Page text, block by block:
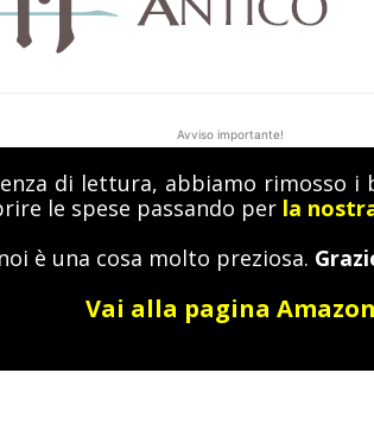
Avviso importante!
di lettura, abbiamo rimosso
le spese passando per la
è una cosa molto preziosa.
Vai alla pagina Amazon